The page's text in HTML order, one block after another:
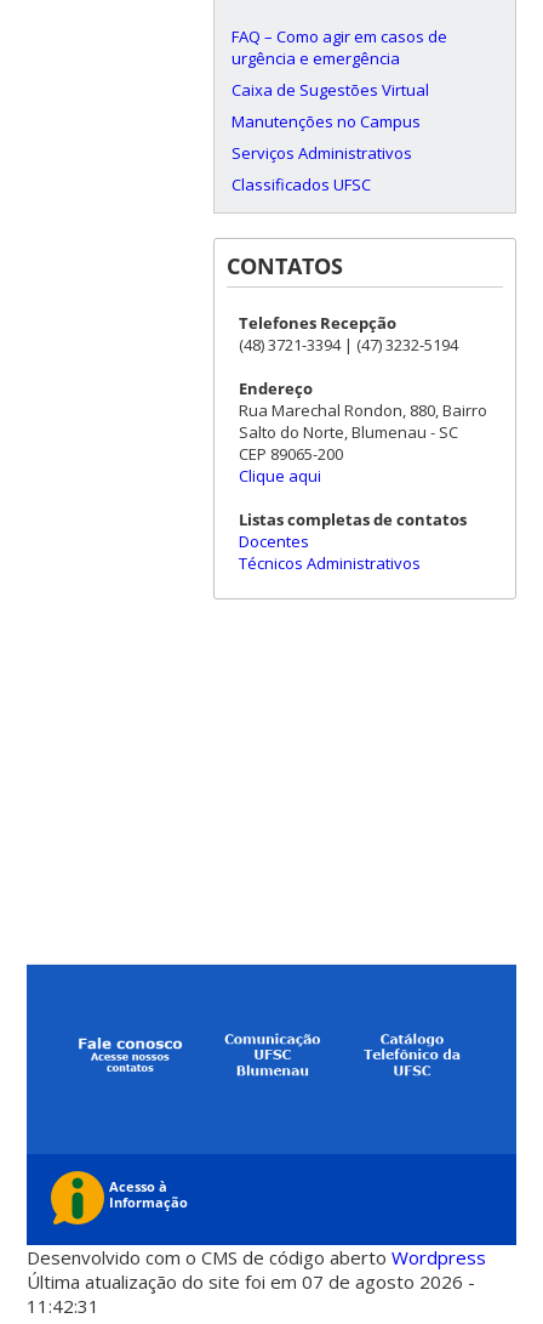
FAQ – Como agir em casos de
urgência e emergência
Caixa de Sugestões Virtual
Manutenções no Campus
Serviços Administrativos
Classificados UFSC
CONTATOS
Telefones Recepção
(48) 3721-3394 | (47) 3232-5194
Endereço
Rua Marechal Rondon, 880, Bairro
Salto do Norte, Blumenau - SC
CEP 89065-200
Clique aqui
Listas completas de contatos
Docentes
Técnicos Administrativos
Desenvolvido com o CMS de código abertoWordpress
Última atualização do site foi em 07 de agosto 2026 -
11:42:31